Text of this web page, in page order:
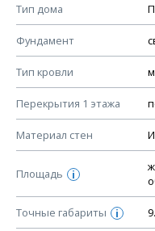
Тип дома
Фундамент
Тип кровли
Перекрытия 1 этажа
Материал стен
Площадь i
Точные габариты i
КОНСТРУКТИВНЫЕ
Ведомость рабочих
План фундамента
Устройство
Планы перекрытий
Устройство
Устройство стен
Спецификация